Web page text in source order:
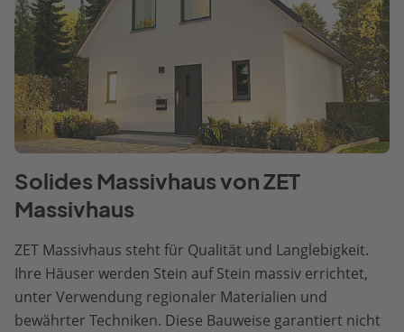
Solides Massivhaus von ZET
Massivhaus
ZET Massivhaus steht für Qualität und Langlebigkeit.
Ihre Häuser werden Stein auf Stein massiv errichtet,
unter Verwendung regionaler Materialien und
bewährter Techniken. Diese Bauweise garantiert nicht